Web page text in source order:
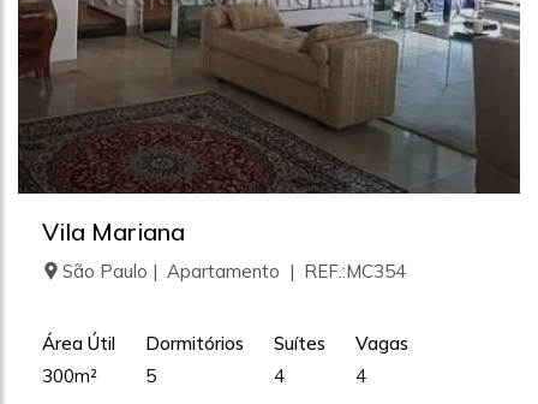
Vila Mariana
São Paulo | Apartamento | REF.:MC354
Área Útil
300m²
Dormitórios
5
Suítes
4
Vagas
4